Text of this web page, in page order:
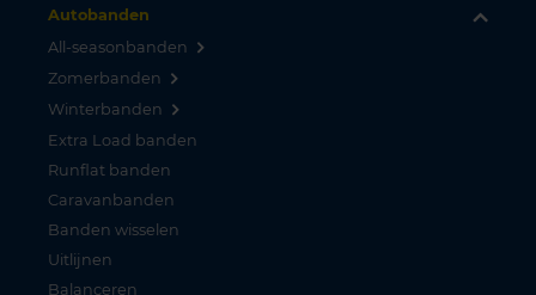
Autobanden
All-seasonbanden
Zomerbanden
Winterbanden
Extra Load banden
Runflat banden
Caravanbanden
Banden wisselen
Uitlijnen
Balanceren